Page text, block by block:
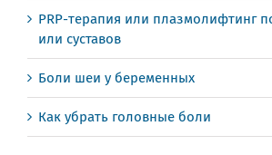
PRP-терапия или плазмолифтинг
или суставов
Боли шеи у беременных
Как убрать головные боли